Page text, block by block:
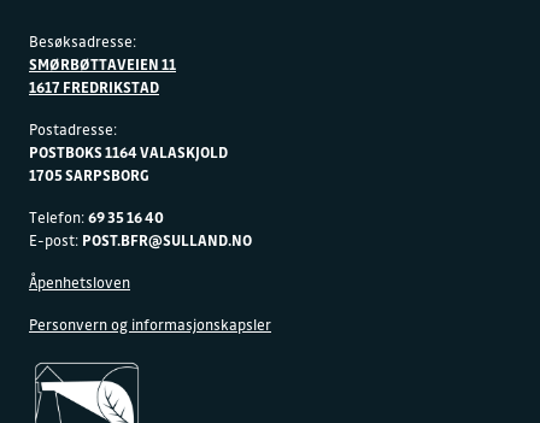
Besøksadresse:
SMØRBØTTAVEIEN 11
1617 FREDRIKSTAD
Postadresse:
POSTBOKS 1164 VALASKJOLD
1705 SARPSBORG
Telefon:69 35 16 40
E-post: POST.BFR@SULLAND.NO
Åpenhetsloven
Personvern og informasjonskapsler